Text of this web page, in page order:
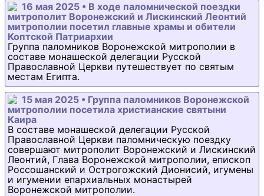
16 мая 2025 • В ходе паломнической поездки
митрополит Воронежский и Лискинский Леонтий
митрополии посетил главные храмы и обители
Коптской Патриархии
Группа паломников Воронежской митрополии в
составе монашеской делегации Русской
Православной Церкви путешествует по святым
местам Египта.
15 мая 2025 • Группа паломников Воронежской
митрополии посетила христианские святыни
Каира
В составе монашеской делегации Русской
Православной Церкви паломническую поездку
совершают митрополит Воронежский и Лискинский
Леонтий, Глава Воронежской митрополии, епископ
Россошанский и Острогожский Дионисий, игумены
и игумении епархиальных монастырей
Воронежской митрополии.